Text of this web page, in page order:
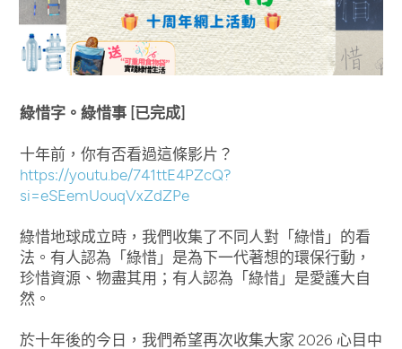
綠惜字。綠惜事 [已完成]
十年前，你有否看過這條影片？
https://youtu.be/741ttE4PZcQ?
si=eSEemUouqVxZdZPe
綠惜地球成立時，我們收集了不同人對「綠惜」的看
法。有人認為「綠惜」是為下一代著想的環保行動，
珍惜資源、物盡其用；有人認為「綠惜」是愛護大自
然。
於十年後的今日，我們希望再次收集大家 2026 心目中